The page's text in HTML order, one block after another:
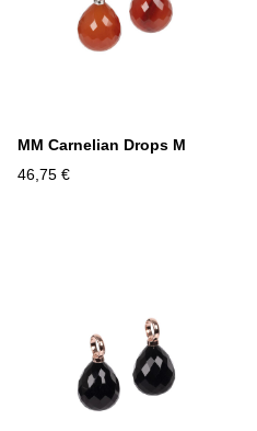
MM Carnelian Drops M
46,75 €